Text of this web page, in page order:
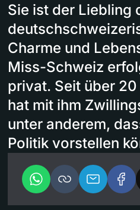
Sie ist der Liebling
Charme und
Miss-Schweiz
privat. Seit über
hat mit ihm
unter anderem,
Politik vorstellen